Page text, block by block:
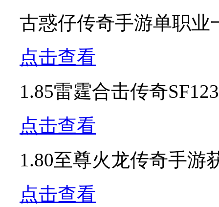
古惑仔传奇手游单职业
点击查看
1.85雷霆合击传奇
点击查看
1.80至尊火龙传奇手游
点击查看